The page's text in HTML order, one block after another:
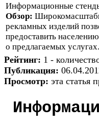
Информационные
Обзор:
рекламных изделий
предоставить
о предлагаемых услугах.
Рейтинг: 1 -
Публикация:
Просмотр: эта статья